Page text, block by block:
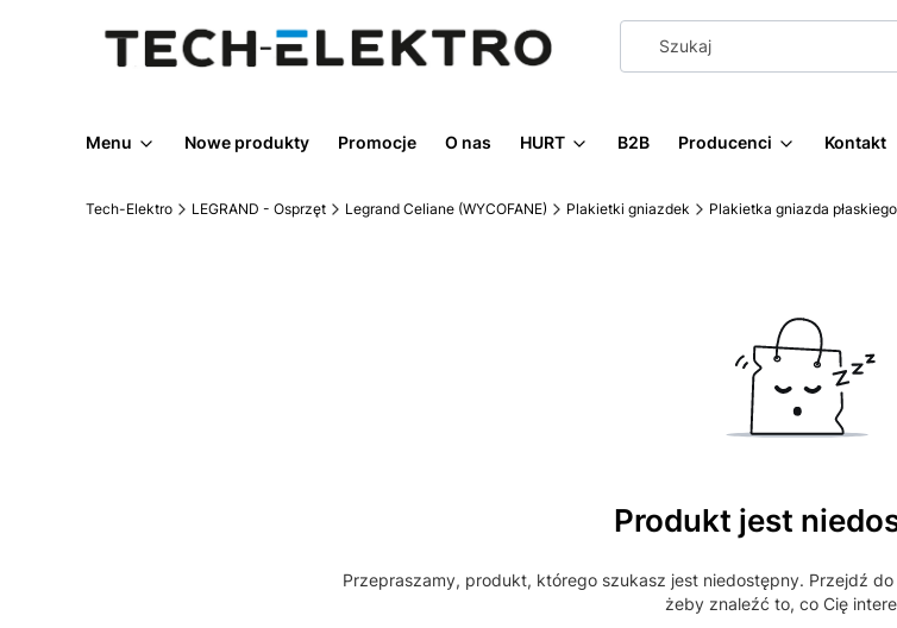
Menu Nowe produkty Promocje O nas HURT B2B Producenci Kontakt
Tech-Elektro LEGRAND - Osprzęt Legrand Celiane (WYCOFANE) Plakietki gniazdek Plakietka gniazda
Produkt jest
Przepraszamy, produkt, którego szukasz jest niedostępny. Przejdź
żeby znaleźć to, co Cię